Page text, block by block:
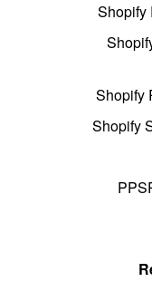
Shopify
Shopify
Shopify